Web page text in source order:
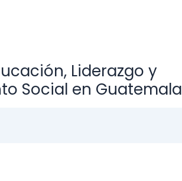
Liderazgo y
Social en Guatemala